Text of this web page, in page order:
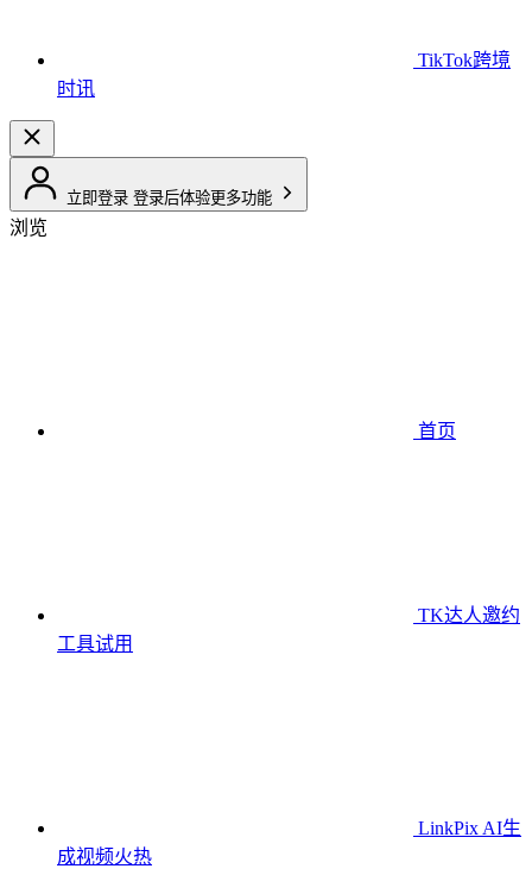
TikTok跨境
时讯
立即登录 登录后体验更多功能
浏览
首页
TK达人邀约
工具试用
LinkPix AI生
成视频火热